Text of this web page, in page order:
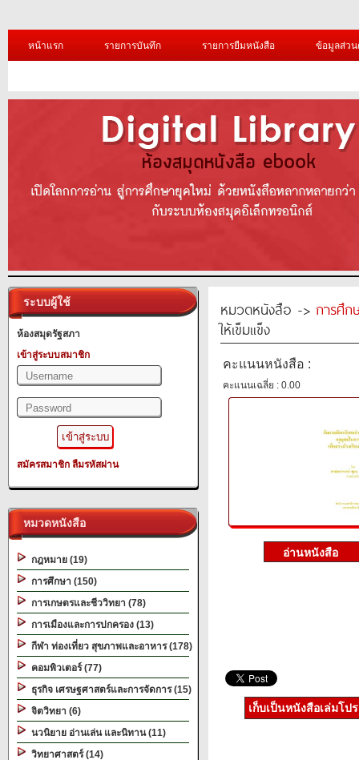
หน้าแรก รายการบันทึก รายการยืมหนังสือ ข้อมูลส่ว
ระบบผู้ใช้
ห้องสมุดรัฐสภา
เข้าสู่ระบบสมาชิก
สมัครสมาชิก ลืมรหัสผ่าน
หมวดหนังสือ
กฎหมาย (19)
การศึกษา (150)
การเกษตรและชีววิทยา (78)
การเมืองและการปกครอง (13)
กีฬา ท่องเที่ยว สุขภาพและอาหาร (178)
คอมพิวเตอร์ (77)
ธุรกิจ เศรษฐศาสตร์และการจัดการ (15)
จิตวิทยา (6)
นวนิยาย อ่านเล่น และนิทาน (11)
วิทยาศาสตร์ (14)
หมวดหนังสือ -> การศึก
ให้เข็มแข็ง
คะแนนหนังสือ :
คะแนนเฉลี่ย : 0.00
เก็บเป็นหนังสือเล่มโป